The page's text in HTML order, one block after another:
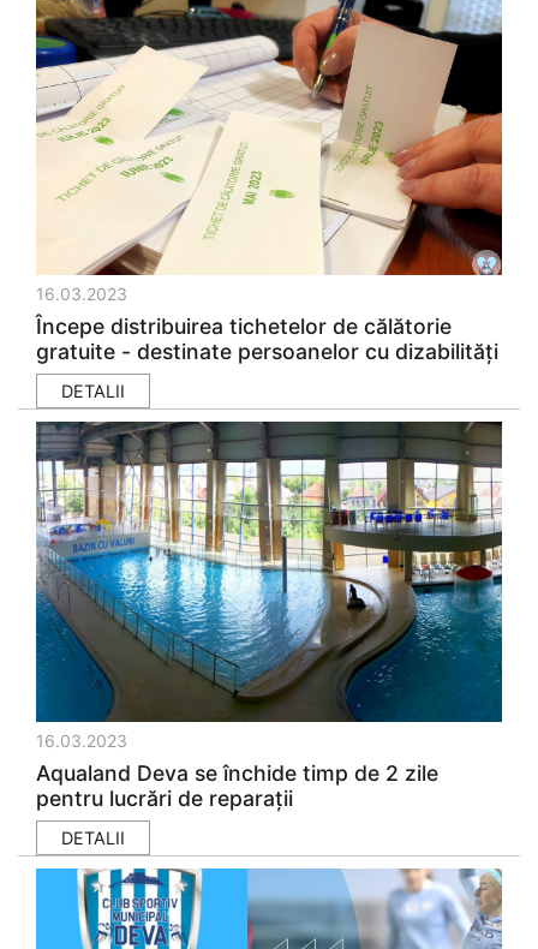
16.03.2023
Începe distribuirea tichetelor de călătorie
gratuite - destinate persoanelor cu dizabilități
DETALII
16.03.2023
Aqualand Deva se închide timp de 2 zile
pentru lucrări de reparații
DETALII